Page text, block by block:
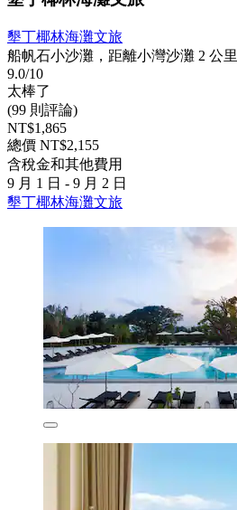
墾丁椰林海灘文旅
船帆石小沙灘，距離小灣沙灘 2 公里
9.0/10
太棒了
(99 則評論)
NT$1,865
總價 NT$2,155
含稅金和其他費用
9 月 1 日 - 9 月 2 日
墾丁椰林海灘文旅